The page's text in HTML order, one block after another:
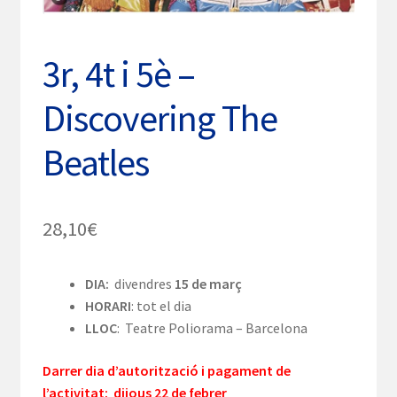
3r, 4t i 5è –
Discovering The
Beatles
28,10€
DIA: divendres 15 de març
HORARI: tot el dia
LLOC: Teatre Poliorama – Barcelona
Darrer dia d’autorització i pagament de
l’activitat: dijous 22 de febrer